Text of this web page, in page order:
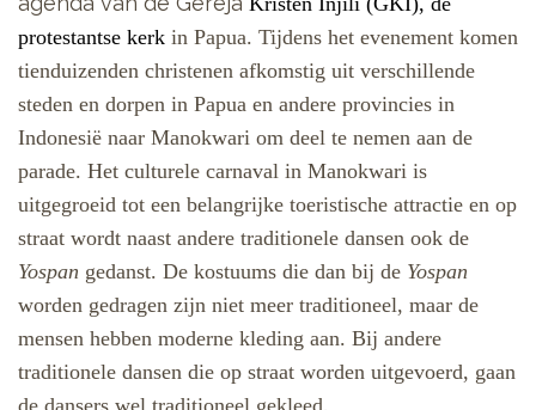
protestantse kerk in Papua. Tijdens het evenement komen
tienduizenden christenen afkomstig uit verschillende
steden en dorpen in Papua en andere provincies in
Indonesië naar Manokwari om deel te nemen aan de
parade. Het culturele carnaval in Manokwari is
uitgegroeid tot een belangrijke toeristische attractie en op
straat wordt naast andere traditionele dansen ook de
Yospan gedanst. De kostuums die dan bij de Yospan
worden gedragen zijn niet meer traditioneel, maar de
mensen hebben moderne kleding aan. Bij andere
traditionele dansen die op straat worden uitgevoerd, gaan